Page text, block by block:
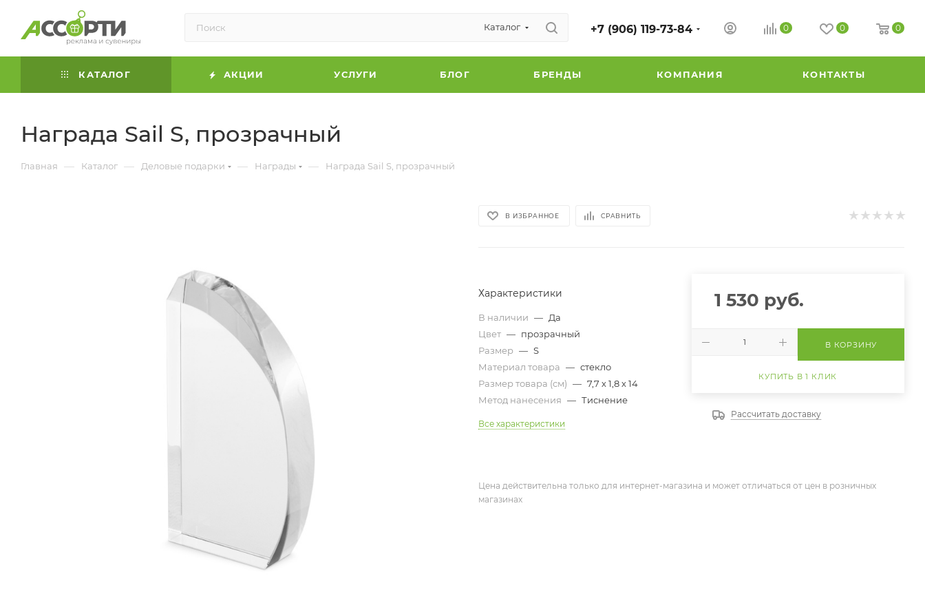
Каталог +7 (906) 119-73-84 0 0 0
КАТАЛОГ АКЦИИ УСЛУГИ БЛОГ БРЕНДЫ КОМПАНИЯ КОНТАКТЫ
Награда Sail S, прозрачный
Главная — Каталог — Деловые подарки — Награды — Награда Sail S, прозрачный
В ИЗБРАННОЕ СРАВНИТЬ
Характеристики
В наличии — Да
Цвет — прозрачный
Размер — S
Материал товара — стекло
Размер товара (см) — 7,7 х 1,8 х 14
Метод нанесения — Тиснение
Все характеристики
1 530 руб.
В КОРЗИНУ
КУПИТЬ В 1 КЛИК
Рассчитать доставку
Цена действительна только для интернет-магазина и может отличаться от цен в розничных
магазинах